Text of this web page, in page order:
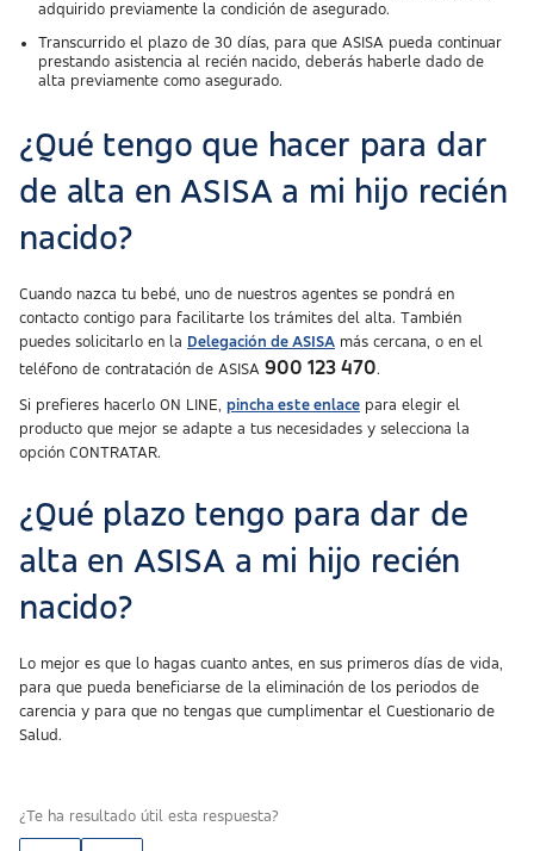
adquirido previamente la condición de asegurado.
Transcurrido el plazo de 30 días, para que ASISA pueda continuar
prestando asistencia al recién nacido, deberás haberle dado de
alta previamente como asegurado.
¿Qué tengo que hacer para dar
de alta en ASISA a mi hijo recién
nacido?
Cuando nazca tu bebé, uno de nuestros agentes se pondrá en
contacto contigo para facilitarte los trámites del alta. También
puedes solicitarlo en la Delegación de ASISA más cercana, o en el
teléfono de contratación de ASISA 900 123 470.
Si prefieres hacerlo ON LINE, pincha este enlace para elegir el
producto que mejor se adapte a tus necesidades y selecciona la
opción CONTRATAR.
¿Qué plazo tengo para dar de
alta en ASISA a mi hijo recién
nacido?
Lo mejor es que lo hagas cuanto antes, en sus primeros días de vida,
para que pueda beneficiarse de la eliminación de los periodos de
carencia y para que no tengas que cumplimentar el Cuestionario de
Salud.
¿Te ha resultado útil esta respuesta?